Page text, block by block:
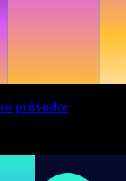
průvodce